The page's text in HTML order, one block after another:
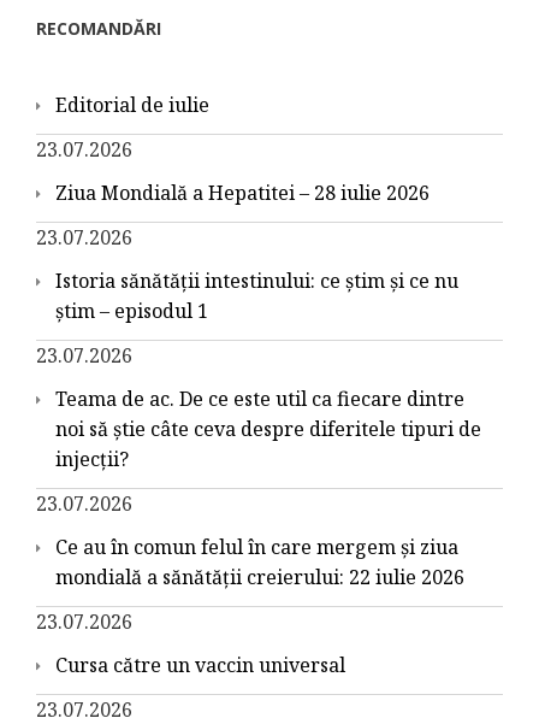
RECOMANDĂRI
Editorial de iulie
23.07.2026
Ziua Mondială a Hepatitei – 28 iulie 2026
23.07.2026
Istoria sănătății intestinului: ce știm și ce nu
știm – episodul 1
23.07.2026
Teama de ac. De ce este util ca fiecare dintre
noi să știe câte ceva despre diferitele tipuri de
injecții?
23.07.2026
Ce au în comun felul în care mergem și ziua
mondială a sănătății creierului: 22 iulie 2026
23.07.2026
Cursa către un vaccin universal
23.07.2026